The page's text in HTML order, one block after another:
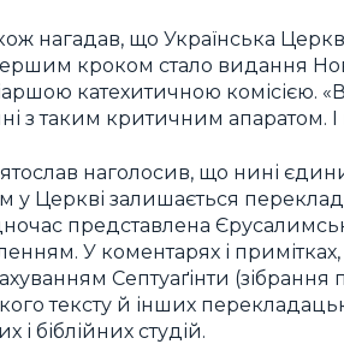
нагадав, що Українська
кроком стало видання
катехитичною комісією.
з таким критичним апаратом. І
наголосив, що нині
у Церкві залишається
представлена
У коментарях і
Септуаґінти
тексту й інших
і біблійних студій.